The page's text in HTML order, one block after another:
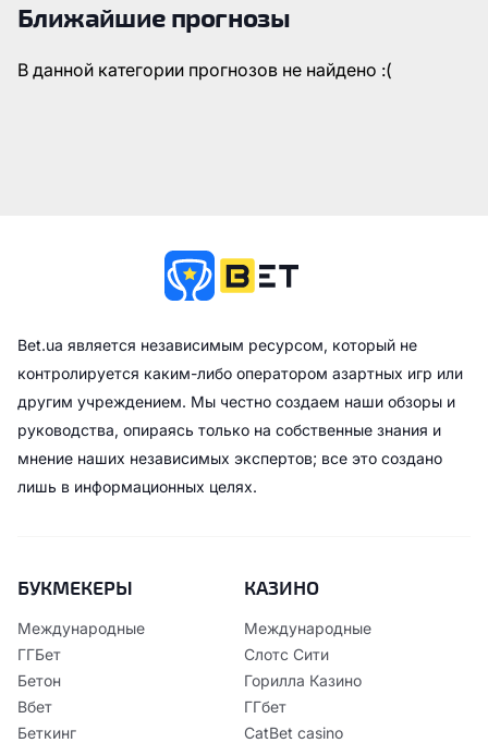
Ближайшие прогнозы
В данной категории прогнозов не найдено :(
Bet.ua является независимым ресурсом, который не
контролируется каким-либо оператором азартных игр или
другим учреждением. Мы честно создаем наши обзоры и
руководства, опираясь только на собственные знания и
мнение наших независимых экспертов; все это создано
лишь в информационных целях.
БУКМЕКЕРЫ
Международные
ГГБет
Бетон
Вбет
Беткинг
КАЗИНО
Международные
Слотс Сити
Горилла Казино
ГГбет
CatBet casino